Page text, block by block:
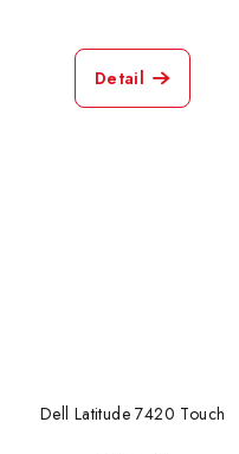
Detail
Dell Latitude 7420 Touch